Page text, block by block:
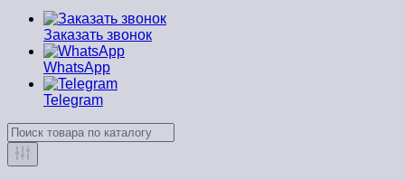
Заказать звонок
WhatsApp
Telegram